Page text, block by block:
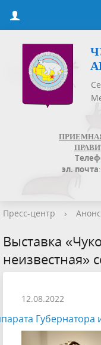
эл. почта:
Пресс-центр ›
Выставка
неизвестная»
12.08.2022
Губернатора